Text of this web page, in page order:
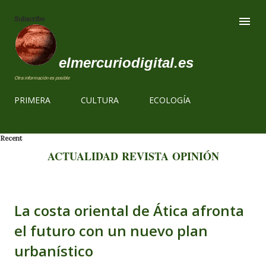
Subscribe
elmercuriodigital.es
Otra información es posible
PRIMERA CULTURA ECOLOGÍA
Recent
ACTUALIDAD REVISTA OPINIÓN
La costa oriental de Ática afronta
el futuro con un nuevo plan
urbanístico